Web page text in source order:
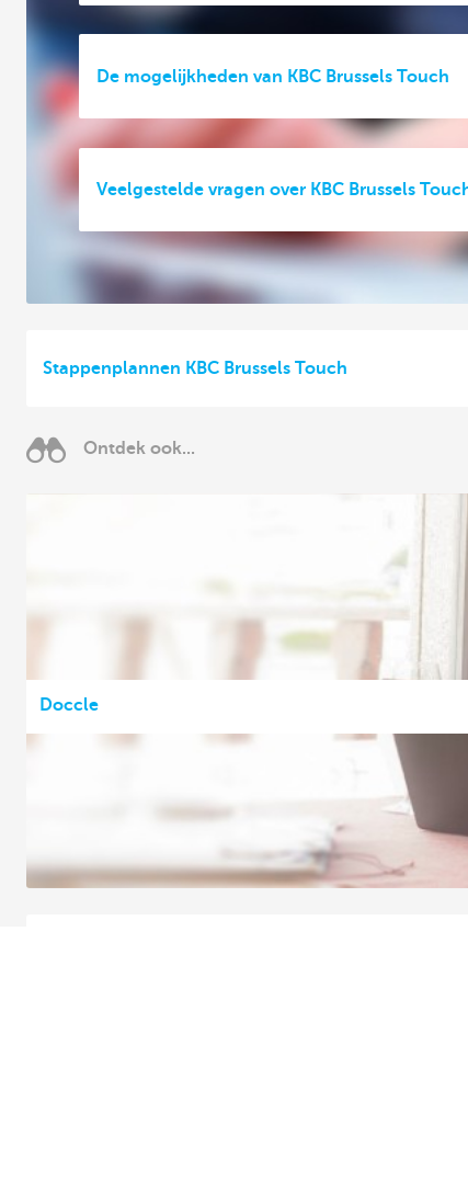
De mogelijkheden van KBC Brussels Touch
Veelgestelde vragen over KBC Brussels
Stappenplannen KBC Brussels Touch
Ontdek ook...
Doccle